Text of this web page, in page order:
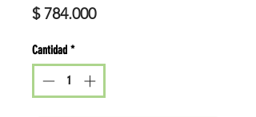
$ 784.000Precio
Cantidad *